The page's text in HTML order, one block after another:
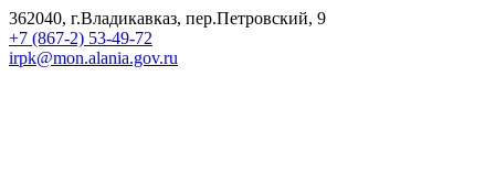
362040, г.Владикавказ, пер.Петровский, 9
+7 (867-2) 53-49-72
irpk@mon.alania.gov.ru